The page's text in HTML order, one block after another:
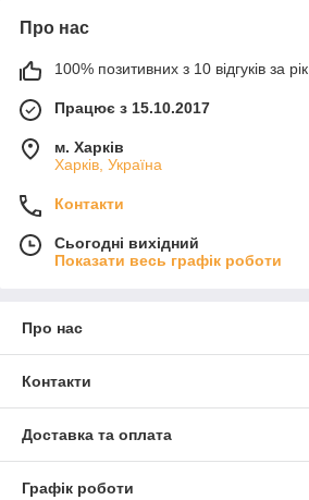
Про нас
100% позитивних з 10 відгуків за рік
Працює з 15.10.2017
м. Харків
Харків, Україна
Контакти
Сьогодні вихідний
Показати весь графік роботи
Про нас
Контакти
Доставка та оплата
Графік роботи